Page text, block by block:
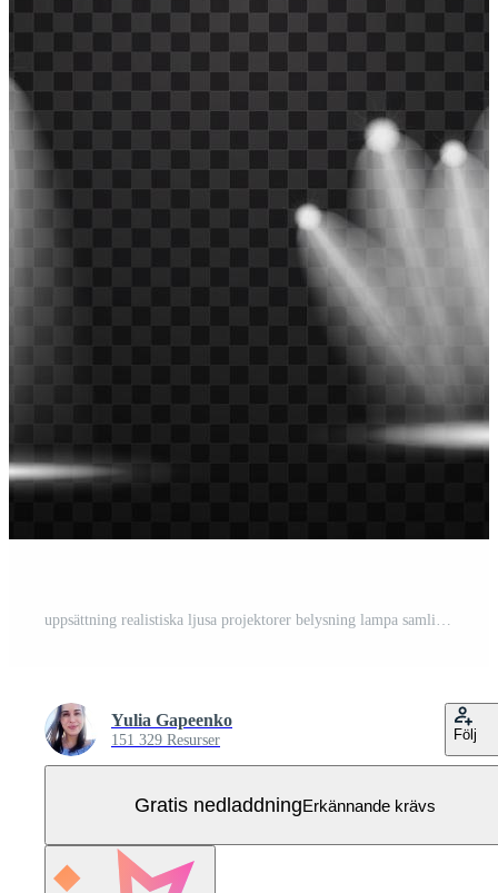
uppsättning realistiska ljusa projektorer belysning lampa samling med spotlights ljuseffekter Gratis Vektor
Yulia Gapeenko
151 329 Resurser Följ
Gratis nedladdningErkännande krävs